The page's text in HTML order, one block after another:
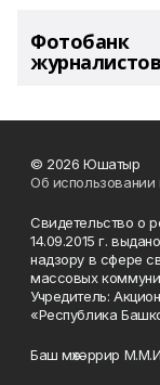
Фотобанк
© 2026 Юшатыр
Об использовании
Свидетельство о
14.09.2015 г.
надзору в сфере
массовых
Учредитель:
«Республика
Баш мөхәррир